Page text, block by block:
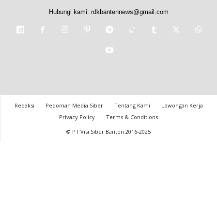
Hubungi kami: rdkbantennews@gmail.com
Redaksi Pedoman Media Siber Tentang Kami
Lowongan Kerja
Privacy Policy
Terms & Conditions
© PT Visi Siber Banten 2016-2025